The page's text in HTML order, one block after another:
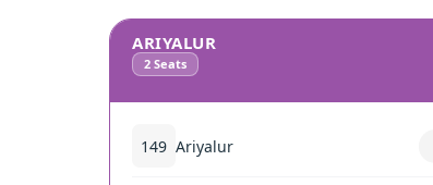
ARIYALUR
2 Seats
149 Ariyalur